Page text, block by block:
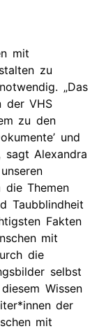
mit
zu
„Das
der VHS
zu den
und
sagt Alexandra
die Themen
Taubblindheit
Fakten
mit
die
selbst
Wissen
der
mit